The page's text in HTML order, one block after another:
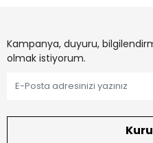
Kampanya, duyuru,
olmak istiyorum.